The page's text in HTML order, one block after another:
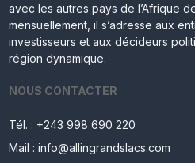
avec les autres pays de l’Afrique
mensuellement, il s’adresse aux
investisseurs et aux décideurs
région dynamique.
NOUS CONTACTER
Tél. : +243 998 690 220
Mail : info@allingrandslacs.com